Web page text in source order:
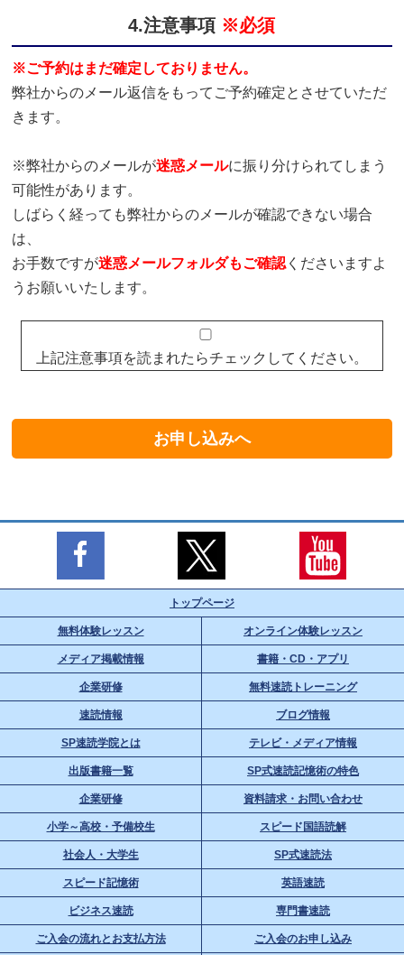
4.注意事項 ※必須
※ご予約はまだ確定しておりません。
弊社からのメール返信をもってご予約確定とさせていただ
きます。
※弊社からのメールが迷惑メールに振り分けられてしまう
可能性があります。
しばらく経っても弊社からのメールが確認できない場合
は、
お手数ですが迷惑メールフォルダもご確認 くださいますよ
うお願いいたします。
上記注意事項を読まれたらチェックしてください。
トップページ
無料体験レッスン オンライン体験レッスン
メディア掲載情報 書籍・CD・アプリ
企業研修 無料速読トレーニング
速読情報 ブログ情報
SP速読学院とは テレビ・メディア情報
出版書籍一覧 SP式速読記憶術の特色
企業研修 資料請求・お問い合わせ
小学～高校・予備校生 スピード国語読解
社会人・大学生 SP式速読法
スピード記憶術 英語速読
ビジネス速読 専門書速読
ご入会の流れとお支払方法 ご入会のお申し込み